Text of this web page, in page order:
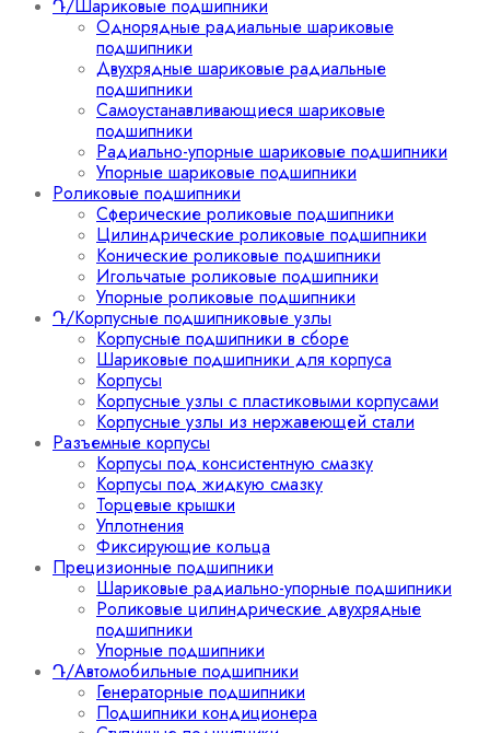
Դ/Шариковые подшипники
Однорядные радиальные шариковые
подшипники
Двухрядные шариковые радиальные
подшипники
Самоустанавливающиеся шариковые
подшипники
Радиально-упорные шариковые подшипники
Упорные шариковые подшипники
Роликовые подшипники
Сферические роликовые подшипники
Цилиндрические роликовые подшипники
Конические роликовые подшипники
Игольчатые роликовые подшипники
Упорные роликовые подшипники
Դ/Корпусные подшипниковые узлы
Корпусные подшипники в сборе
Шариковые подшипники для корпуса
Корпусы
Корпусные узлы с пластиковыми корпусами
Корпусные узлы из нержавеющей стали
Разъемные корпусы
Корпусы под консистентную смазку
Корпусы под жидкую смазку
Торцевые крышки
Уплотнения
Фиксирующие кольца
Прецизионные подшипники
Шариковые радиально-упорные подшипники
Роликовые цилиндрические двухрядные
подшипники
Упорные подшипники
Դ/Автомобильные подшипники
Генераторные подшипники
Подшипники кондиционера